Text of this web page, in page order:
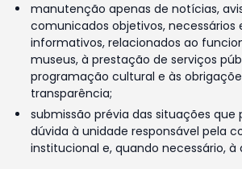
manutenção apenas de notícias,
comunicados objetivos,
informativos, relacionados ao
museus, à prestação de serviços
programação cultural e às
transparência;
submissão prévia das situações que
dúvida à unidade responsável pela
institucional e, quando necessário, à